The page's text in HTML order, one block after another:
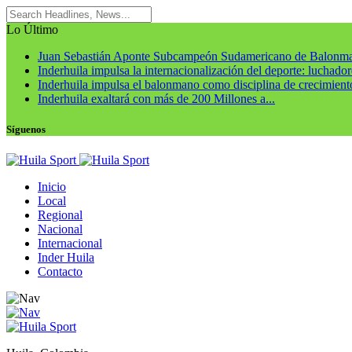
Lo Último
Juan Sebastián Aponte Subcampeón Sudamericano de
Inderhuila impulsa la internacionalización del deporte:
Inderhuila impulsa el balonmano como disciplina de
Inderhuila exaltará con más de 200 Millones a...
Síguenos
Inicio
Local
Regional
Nacional
Internacional
Inder Huila
Contacto